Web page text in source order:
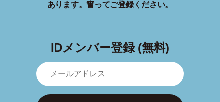
あります。 奮ってご登録ください。
IDメンバー登録 (無料)